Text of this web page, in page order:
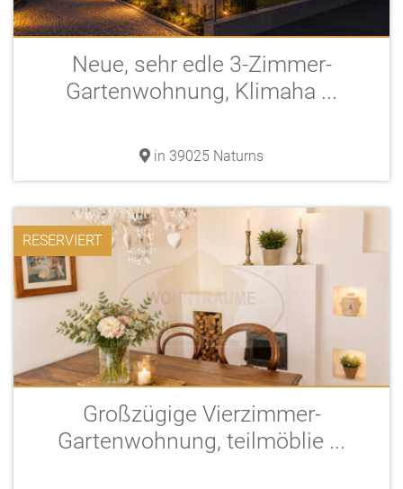
Neue, sehr edle 3-Zimmer-
Gartenwohnung, Klimaha ...
in 39025 Naturns
RESERVIERT
Großzügige Vierzimmer-
Gartenwohnung, teilmöblie ...